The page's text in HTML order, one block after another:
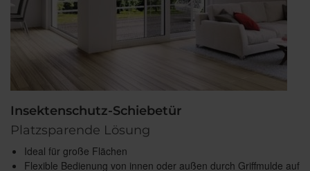
Insektenschutz-Schiebetür
Platzsparende Lösung
Ideal für große Flächen
Flexible Bedienung von innen oder außen durch Griffmulde auf